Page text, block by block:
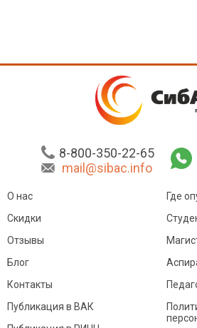
8-800-350-22-65
mail@sibac.info
О нас
Скидки
Отзывы
Блог
Контакты
Где
Публикация в ВАК